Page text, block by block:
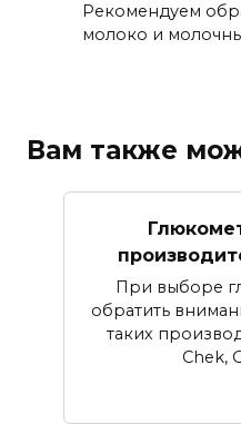
Рекомендуем
молоко и
Вам также
При выборе
обратить
таких
Chek,